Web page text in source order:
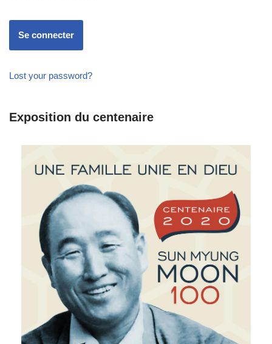
Lost your password?
Exposition du centenaire